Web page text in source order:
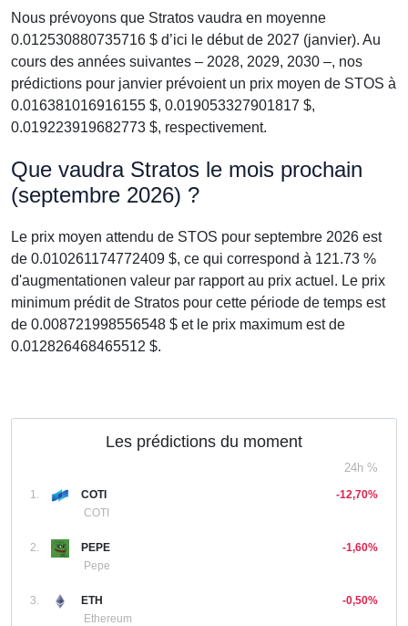
Nous prévoyons que Stratos vaudra en moyenne
0.012530880735716 $ d’ici le début de 2027 (janvier). Au
cours des années suivantes – 2028, 2029, 2030 –, nos
prédictions pour janvier prévoient un prix moyen de STOS à
0.016381016916155 $, 0.019053327901817 $,
0.019223919682773 $, respectivement.
Que vaudra Stratos le mois prochain
(septembre 2026) ?
Le prix moyen attendu de STOS pour septembre 2026 est
de 0.010261174772409 $, ce qui correspond à 121.73 %
d'augmentationen valeur par rapport au prix actuel. Le prix
minimum prédit de Stratos pour cette période de temps est
de 0.008721998556548 $ et le prix maximum est de
0.012826468465512 $.
Les prédictions du moment
24h %
1.
COTI
COTI
-12,70%
2.
PEPE
Pepe
-1,60%
3.
ETH
Ethereum
-0,50%